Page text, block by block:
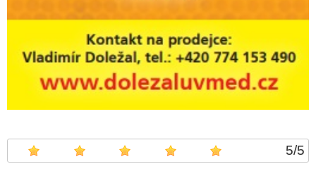
5/5